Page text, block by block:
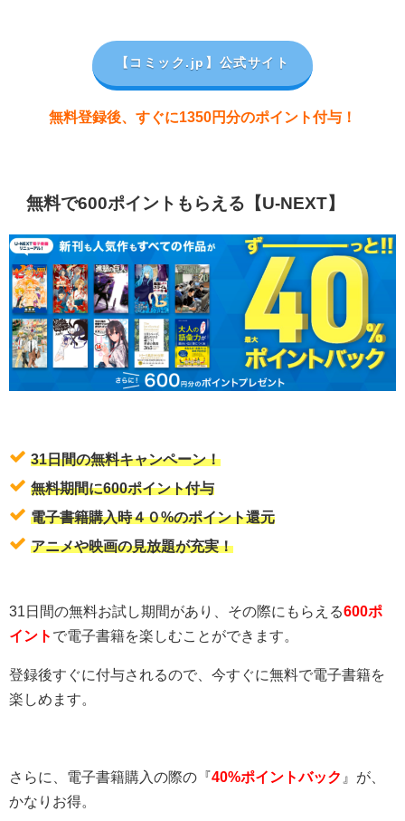
【コミック.jp 】公式サイト
無料登録後、すぐに1350円分のポイント付与！
無料で600ポイントもらえる【U-NEXT】
31日間の無料キャンペーン！
無料期間に600ポイント付与
電子書籍購入時４０%のポイント還元
アニメや映画の見放題が充実！
31日間の無料お試し期間があり、その際にもらえる600ポ
イント で電子書籍を楽しむことができます。
登録後すぐに付与されるので、今すぐに無料で電子書籍を
楽しめます。
さらに、電子書籍購入の際の『40%ポイントバック 』が、
かなりお得。